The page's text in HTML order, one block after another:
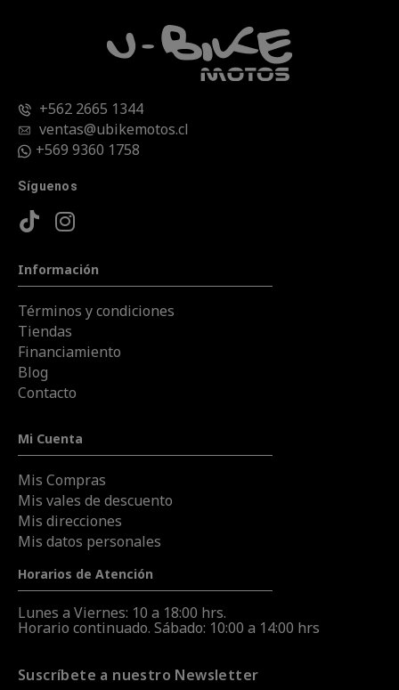
+562 2665 1344
ventas@ubikemotos.cl
+569 9360 1758
Síguenos
Información
Términos y condiciones
Tiendas
Financiamiento
Blog
Contacto
Mi Cuenta
Mis Compras
Mis vales de descuento
Mis direcciones
Mis datos personales
Horarios de Atención
Lunes a Viernes: 10 a 18:00 hrs.
Horario continuado. Sábado: 10:00 a 14:00 hrs
Suscríbete a nuestro Newsletter